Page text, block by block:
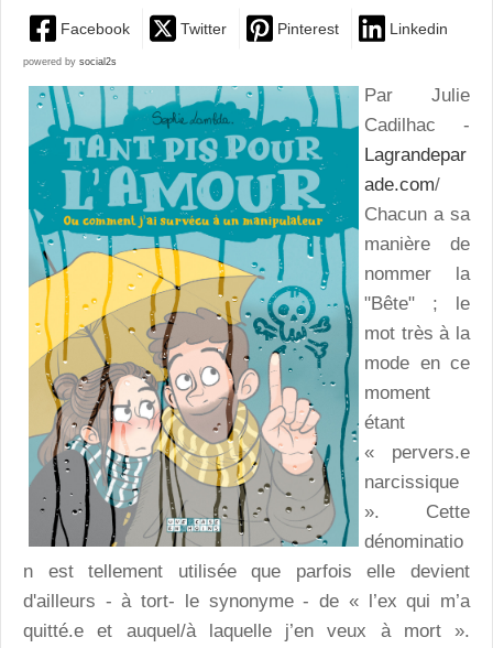
Facebook Twitter Pinterest Linkedin
powered by social2s
Par Julie
Cadilhac -
Lagrandepar
ade.com/
Chacun a sa
manière de
nommer la
"Bête" ; le
mot très à la
mode en ce
moment
étant
« pervers.e
narcissique
». Cette
dénominatio
n est tellement utilisée que parfois elle devient
d'ailleurs - à tort- le synonyme - de « l’ex qui m’a
quitté.e et auquel/à laquelle j’en veux à mort ».